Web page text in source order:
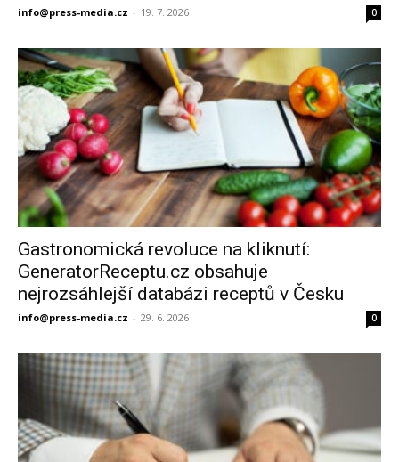
info@press-media.cz - 19. 7. 2026 0
Gastronomická revoluce na kliknutí:
GeneratorReceptu.cz obsahuje
nejrozsáhlejší databázi receptů v Česku
info@press-media.cz - 29. 6. 2026 0